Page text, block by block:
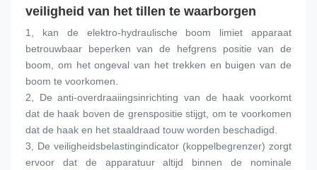
veiligheid van het tillen te waarborgen
1, kan de elektro-hydraulische boom limiet apparaat
betrouwbaar beperken van de hefgrens positie van de
boom, om het ongeval van het trekken en buigen van de
boom te voorkomen.
2, De anti-overdraaiingsinrichting van de haak voorkomt
dat de haak boven de grenspositie stijgt, om te voorkomen
dat de haak en het staaldraad touw worden beschadigd.
3, De veiligheidsbelastingindicator (koppelbegrenzer) zorgt
ervoor dat de apparatuur altijd binnen de nominale